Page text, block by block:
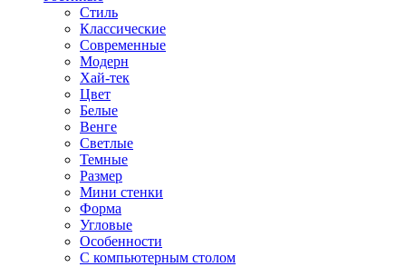
Стиль
Классические
Современные
Модерн
Хай-тек
Цвет
Белые
Венге
Светлые
Темные
Размер
Мини стенки
Форма
Угловые
Особенности
С компьютерным столом